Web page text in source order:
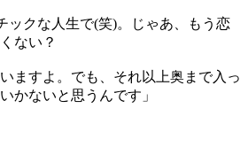
ックな人生で(笑)。じゃあ、もう恋
ない？
ますよ。でも、それ以上奥まで入っ
かないと思うんです」